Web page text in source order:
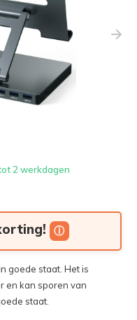
2 werkdagen
ⓘ
goede staat. Het is
en kan sporen van
staat.